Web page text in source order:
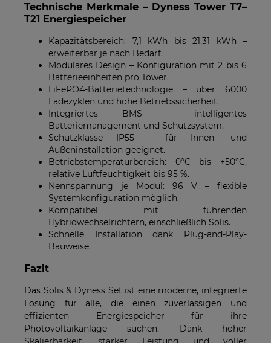
Technische Merkmale – Dyness Tower T7–
T21 Energiespeicher
Kapazitätsbereich: 7,1 kWh bis 21,31 kWh –
erweiterbar je nach Bedarf.
Modulares Design – Konfiguration mit 2 bis 6
Batterieeinheiten pro Tower.
LiFePO4-Batterietechnologie – über 6000
Ladezyklen und hohe Betriebssicherheit.
Integriertes BMS – intelligentes
Batteriemanagement und Schutzsystem.
Schutzklasse IP55 – für Innen- und
Außeninstallation geeignet.
Betriebstemperaturbereich: 0°C bis +50°C,
relative Luftfeuchtigkeit bis 95 %.
Nennspannung je Modul: 96 V – flexible
Systemkonfiguration möglich.
Kompatibel mit führenden
Hybridwechselrichtern, einschließlich Solis.
Schnelle Installation dank Plug-and-Play-
Bauweise.
Fazit
Das Solis & Dyness Set ist eine moderne, integrierte
Lösung für alle, die einen zuverlässigen und
effizienten Energiespeicher für ihre
Photovoltaikanlage suchen. Dank hoher